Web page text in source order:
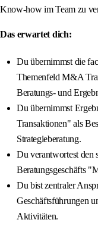
Know-how im Team zu
Das erwartet dich:
Du übernimmst die
Themenfeld M&A
Beratungs- und
Du übernimmst
Transaktionen" als
Strategieberatung.
Du verantwortest den
Beratungsgeschäfts
Du bist zentraler
Geschäftsführungen
Aktivitäten.